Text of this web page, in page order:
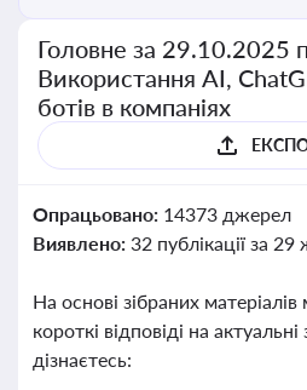
Головне за 29.10.2025
Використання AI,
ботів в компаніях
Опрацьовано: 14373 джерел
Виявлено: 32 публікації за 29
На основі зібраних
короткі відповіді на
дізнаєтесь: